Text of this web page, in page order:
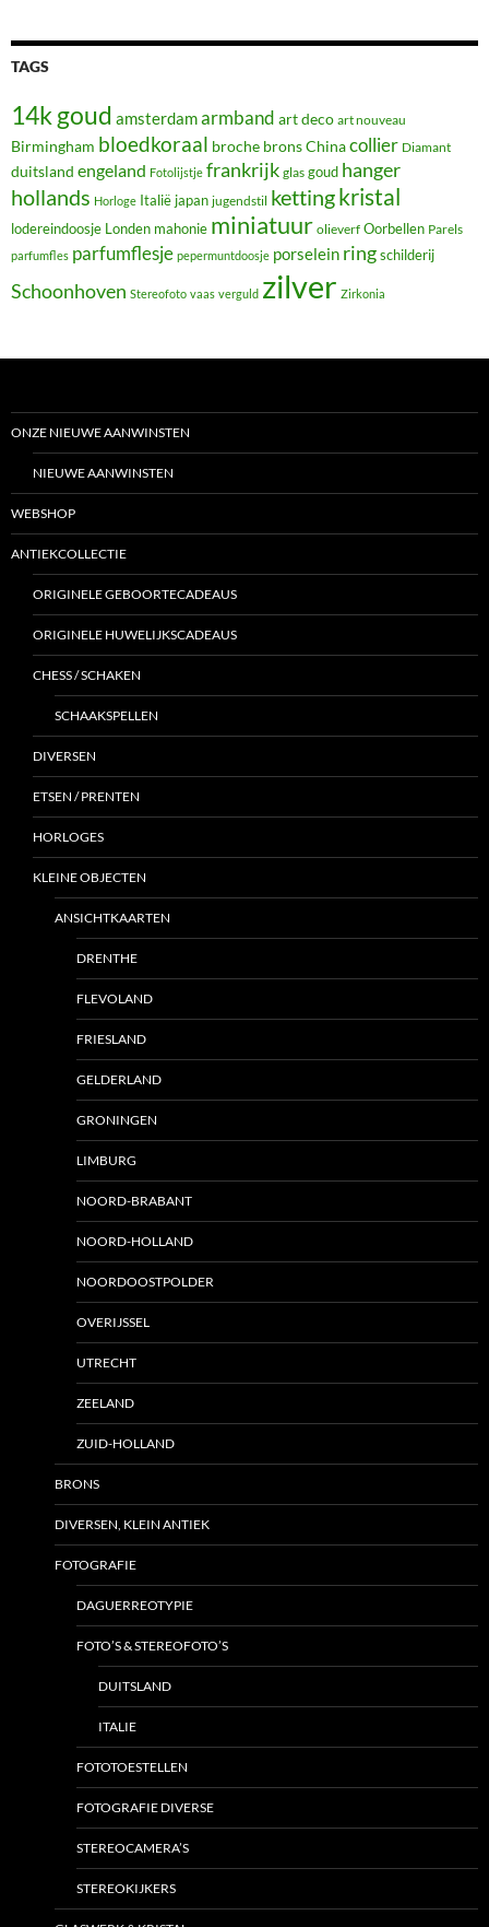
TAGS
14k goud amsterdamarmband art deco art nouveau
Birmingham bloedkoraal broche bronsChinacollier Diamant
duitsland engeland Fotolijstje frankrijk glas goud hanger
hollands Horloge Italië japan jugendstil kettingkristal
lodereindoosje Londen mahonie miniatuur olieverf Oorbellen Parels
parfumfles parfumflesje pepermuntdoosje porselein ringschilderij
Schoonhoven Stereofoto vaas verguld zilver Zirkonia
ONZE NIEUWE AANWINSTEN
NIEUWE AANWINSTEN
WEBSHOP
ANTIEKCOLLECTIE
ORIGINELE GEBOORTECADEAUS
ORIGINELE HUWELIJKSCADEAUS
CHESS / SCHAKEN
SCHAAKSPELLEN
DIVERSEN
ETSEN / PRENTEN
HORLOGES
KLEINE OBJECTEN
ANSICHTKAARTEN
DRENTHE
FLEVOLAND
FRIESLAND
GELDERLAND
GRONINGEN
LIMBURG
NOORD-BRABANT
NOORD-HOLLAND
NOORDOOSTPOLDER
OVERIJSSEL
UTRECHT
ZEELAND
ZUID-HOLLAND
BRONS
DIVERSEN, KLEIN ANTIEK
FOTOGRAFIE
DAGUERREOTYPIE
FOTO’S & STEREOFOTO’S
DUITSLAND
ITALIE
FOTOTOESTELLEN
FOTOGRAFIE DIVERSE
STEREOCAMERA’S
STEREOKIJKERS